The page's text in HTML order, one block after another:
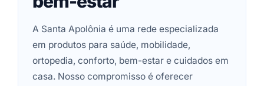
A Santa Apolônia é uma rede especializada
em produtos para saúde, mobilidade,
ortopedia, conforto, bem-estar e cuidados em
casa. Nosso compromisso é oferecer